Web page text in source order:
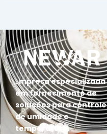
Empresa especializada
em fornecimento de
soluções para controle
de umidade e
temperatura.